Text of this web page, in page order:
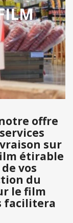
offre
sur
étirable
vos
du
le film
facilitera